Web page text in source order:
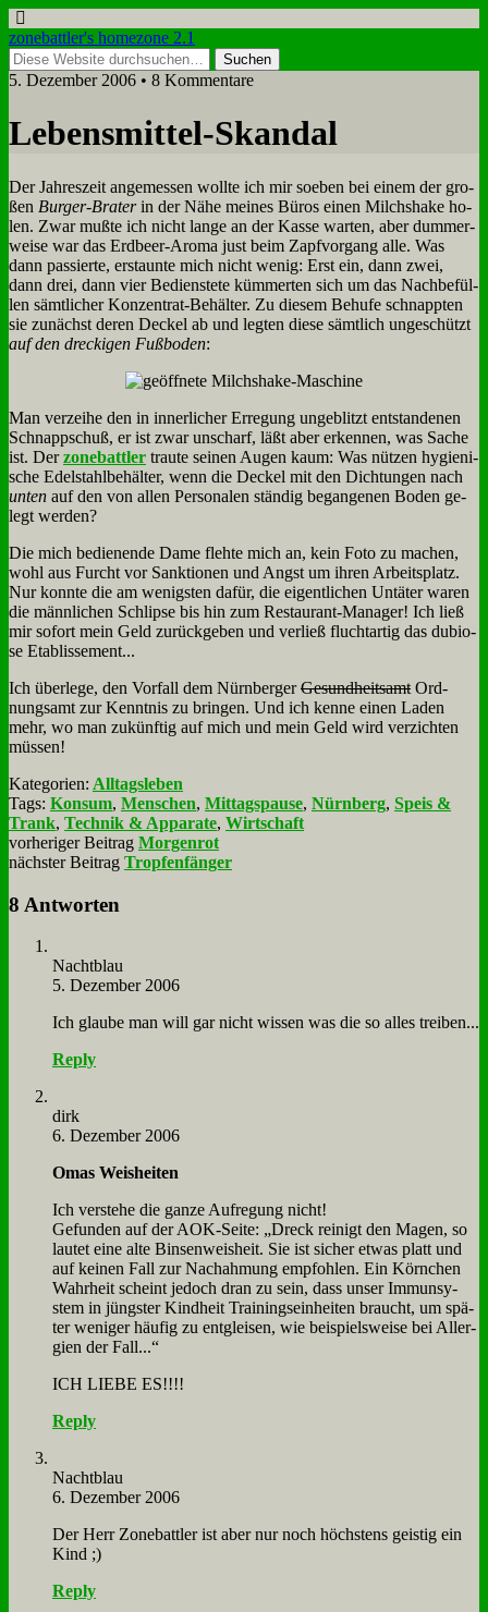
zonebattler's homezone 2.1
5. Dezember 2006 • 8 Kommentare
Le­bens­mit­tel-Skan­dal
Der Jah­res­zeit an­ge­mes­sen woll­te ich mir so­eben bei ei­nem der gro­
ßen Bur­ger-Bra­terin der Nä­he mei­nes Bü­ros ei­nen Milch­shake ho­
len. Zwar muß­te ich nicht lan­ge an der Kas­se war­ten, aber dum­mer­
wei­se war das Erd­beer-Aro­ma just beim Zapf­vor­gang al­le. Was
dann pas­sier­te, er­staun­te mich nicht we­nig: Erst ein, dann zwei,
dann drei, dann vier Be­dien­ste­te küm­mer­ten sich um das Nach­be­fül­
len sämt­li­cher Kon­zen­trat-Be­häl­ter. Zu die­sem Be­hu­fe schnapp­ten
sie zu­nächst de­ren Deckel ab und leg­ten die­se sämt­lich un­ge­schützt
auf den drecki­gen Fuß­bo­den:
Man ver­zei­he den in in­ner­li­cher Er­re­gung un­ge­blitzt ent­stan­de­nen
Schnapp­schuß, er ist zwar un­scharf, läßt aber er­ken­nen, was Sa­che
ist. Derzone­batt­ler trau­te sei­nen Au­gen kaum: Was nüt­zen hy­gie­ni­
sche Edel­stahl­be­häl­ter, wenn die Deckel mit den Dich­tun­gen nach
un­ten auf den von al­len Per­so­na­len stän­dig be­gan­ge­nen Bo­den ge­
legt wer­den?
Die mich be­die­nen­de Da­me fleh­te mich an, kein Fo­to zu ma­chen,
wohl aus Furcht vor Sank­tio­nen und Angst um ih­ren Ar­beits­platz.
Nur konn­te die am we­nig­sten da­für, die ei­gent­li­chen Un­tä­ter wa­ren
die männ­li­chen Schlip­se bis hin zum Re­stau­rant-Ma­na­ger! Ich ließ
mir so­fort mein Geld zu­rück­ge­ben und ver­ließ flucht­ar­tig das du­bio­
se Eta­blis­se­ment...
Ich über­le­ge, den Vor­fall dem Nürn­ber­gerGe­sund­heits­amt Ord­
nungs­amt zur Kennt­nis zu brin­gen. Und ich ken­ne ei­nen La­den
mehr, wo man zu­künf­tig auf mich und mein Geld wird ver­zich­ten
müs­sen!
Kategorien: Alltagsleben
Tags: Konsum, Menschen, Mittagspause, Nürnberg, Speis &
Trank, Technik & Apparate, Wirtschaft
vorheriger Beitrag Morgenrot
nächster Beitrag Tropfenfänger
8 Antworten
Nacht­blau
5. Dezember 2006
Ich glau­be man will gar nicht wis­sen was die so al­les trei­ben...
Reply
dirk
6. Dezember 2006
Omas Weis­hei­ten
Ich ver­ste­he die gan­ze Auf­re­gung nicht!
Ge­fun­den auf der AOK-Sei­te: „Dreck rei­nigt den Ma­gen, so
lau­tet ei­ne al­te Bin­sen­weis­heit. Sie ist si­cher et­was platt und
auf kei­nen Fall zur Nach­ah­mung emp­foh­len. Ein Körn­chen
Wahr­heit scheint je­doch dran zu sein, dass un­ser Im­mun­sy­
stem in jüng­ster Kind­heit Trai­nings­ein­hei­ten braucht, um spä­
ter we­ni­ger häu­fig zu ent­glei­sen, wie bei­spiels­wei­se bei All­er­
gien der Fall...“
ICH LIEBE ES!!!!
Reply
Nacht­blau
6. Dezember 2006
Der Herr Zone­batt­ler ist aber nur noch höch­stens gei­stig ein
Kind ;)
Reply